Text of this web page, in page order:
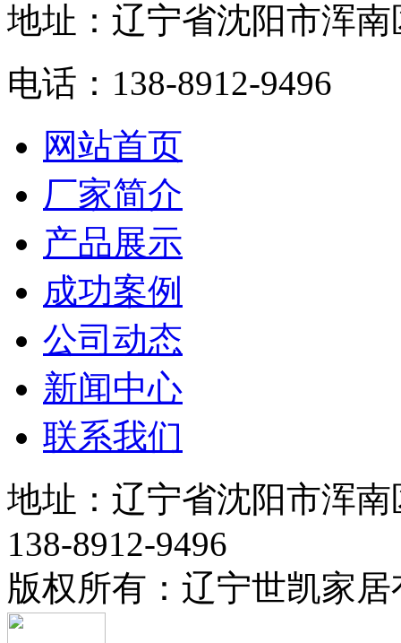
地址：辽宁省沈阳市浑
电话：138-8912-9496
网站首页
厂家简介
产品展示
成功案例
公司动态
新闻中心
联系我们
地址：辽宁省沈阳市浑
138-8912-9496
版权所有：辽宁世凯家